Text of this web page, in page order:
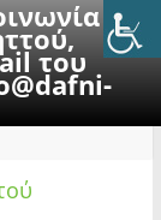
με
του